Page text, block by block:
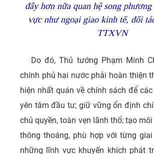
đẩy hơn nữa quan hệ song
vực như ngoại giao kinh tế, đối
TTXVN
Do đó, Thủ tướng Phạm Minh
chính phủ hai nước phải hoàn thiện
hiện nhất quán về chính sách để
yên tâm đầu tư; giữ vững ổn định
chủ quyền, toàn vẹn lãnh thổ; tạo
thông thoáng, phù hợp với từng
những lĩnh vực khuyến khích phát